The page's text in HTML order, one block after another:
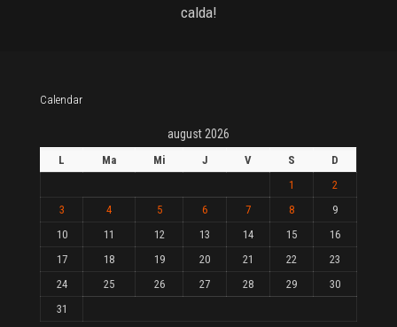
calda!
Calendar
august 2026
L Ma Mi J V S
D
1
2
3
4 5 6 7 8
9
10
11 12 13 14 15
16
17
18 19 20 21 22
23
24
25 26 27 28 29
30
31